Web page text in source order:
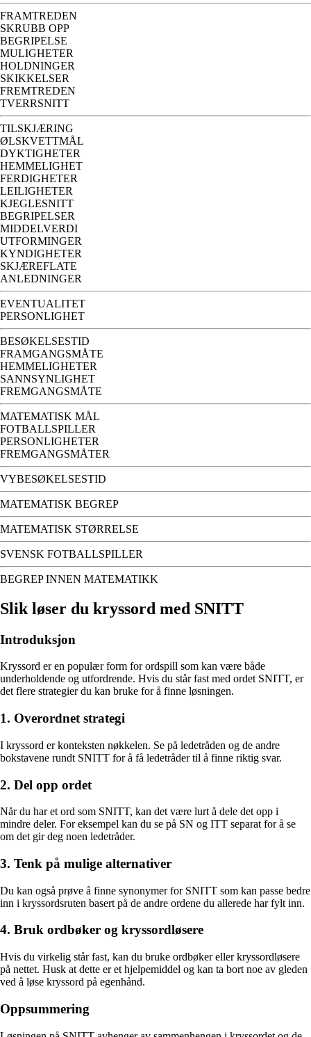
FRAMTREDEN
SKRUBB OPP
BEGRIPELSE
MULIGHETER
HOLDNINGER
SKIKKELSER
FREMTREDEN
TVERRSNITT
TILSKJÆRING
ØLSKVETTMÅL
DYKTIGHETER
HEMMELIGHET
FERDIGHETER
LEILIGHETER
KJEGLESNITT
BEGRIPELSER
MIDDELVERDI
UTFORMINGER
KYNDIGHETER
SKJÆREFLATE
ANLEDNINGER
EVENTUALITET
PERSONLIGHET
BESØKELSESTID
FRAMGANGSMÅTE
HEMMELIGHETER
SANNSYNLIGHET
FREMGANGSMÅTE
MATEMATISK MÅL
FOTBALLSPILLER
PERSONLIGHETER
FREMGANGSMÅTER
VYBESØKELSESTID
MATEMATISK BEGREP
MATEMATISK STØRRELSE
SVENSK FOTBALLSPILLER
BEGREP INNEN MATEMATIKK
Slik løser du kryssord med SNITT
Introduksjon
Kryssord er en populær form for ordspill som kan være både
underholdende og utfordrende. Hvis du står fast med ordet SNITT, er
det flere strategier du kan bruke for å finne løsningen.
1. Overordnet strategi
I kryssord er konteksten nøkkelen. Se på ledetråden og de andre
bokstavene rundt SNITT for å få ledetråder til å finne riktig svar.
2. Del opp ordet
Når du har et ord som SNITT, kan det være lurt å dele det opp i
mindre deler. For eksempel kan du se på SN og ITT separat for å se
om det gir deg noen ledetråder.
3. Tenk på mulige alternativer
Du kan også prøve å finne synonymer for SNITT som kan passe bedre
inn i kryssordsruten basert på de andre ordene du allerede har fylt inn.
4. Bruk ordbøker og kryssordløsere
Hvis du virkelig står fast, kan du bruke ordbøker eller kryssordløsere
på nettet. Husk at dette er et hjelpemiddel og kan ta bort noe av gleden
ved å løse kryssord på egenhånd.
Oppsummering